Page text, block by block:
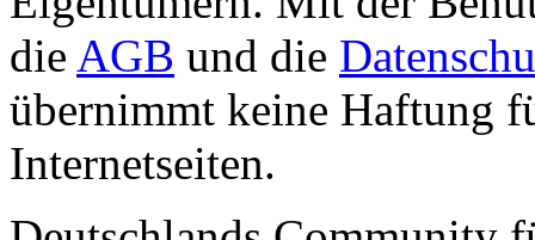
die AGB und die
übernimmt keine Haftung
Internetseiten.